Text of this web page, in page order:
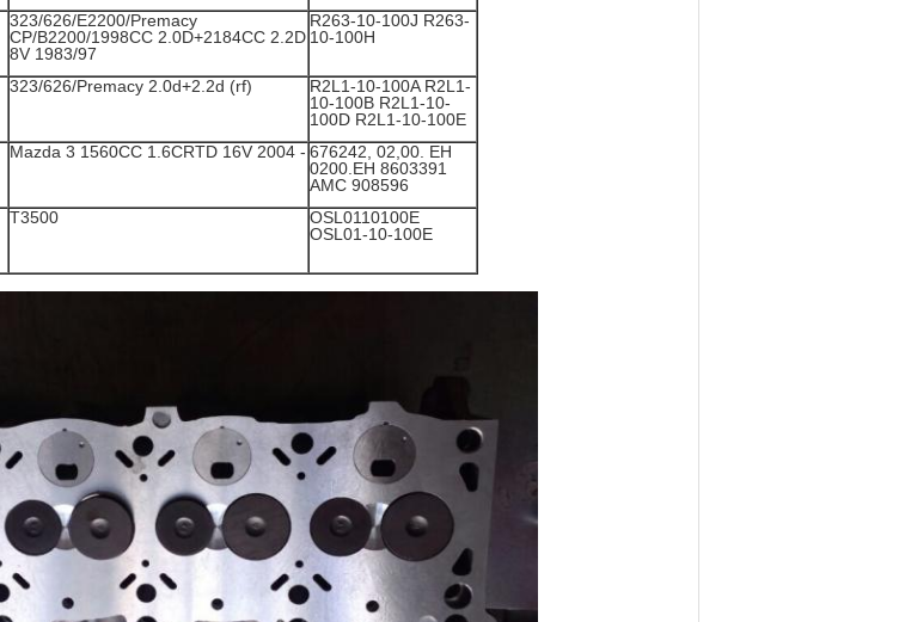
323/626/E2200/Premacy
CP/B2200/1998CC 2.0D+2184CC 2.2D
8V 1983/97
R263-10-100J R263-
10-100H
323/626/Premacy 2.0d+2.2d (rf)
R2L1-10-100A R2L1-
10-100B R2L1-10-
100D R2L1-10-100E
Mazda 3 1560CC 1.6CRTD 16V 2004 - 676242, 02,00. EH
0200.EH 8603391
AMC 908596
T3500
OSL0110100E
OSL01-10-100E